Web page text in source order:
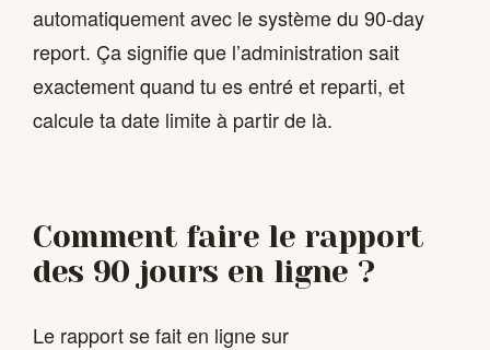
automatiquement avec le système du 90-day
report. Ça signifie que l’administration sait
exactement quand tu es entré et reparti, et
calcule ta date limite à partir de là.
Comment faire le rapport
des 90 jours en ligne ?
Le rapport se fait en ligne sur